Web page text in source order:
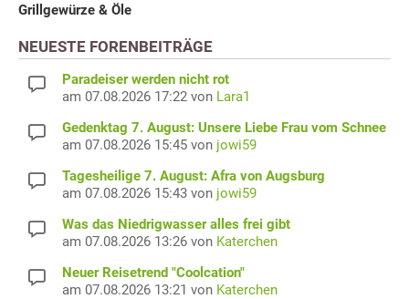
Grillgewürze & Öle
NEUESTE FORENBEITRÄGE
Paradeiser werden nicht rot
am 07.08.2026 17:22 von Lara1
Gedenktag 7. August: Unsere Liebe Frau vom Schnee
am 07.08.2026 15:45 von jowi59
Tagesheilige 7. August: Afra von Augsburg
am 07.08.2026 15:43 von jowi59
Was das Niedrigwasser alles frei gibt
am 07.08.2026 13:26 von Katerchen
Neuer Reisetrend "Coolcation"
am 07.08.2026 13:21 von Katerchen